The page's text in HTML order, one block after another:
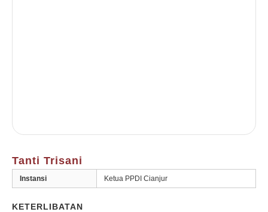
Tanti Trisani
Instansi Ketua PPDI Cianjur
KETERLIBATAN